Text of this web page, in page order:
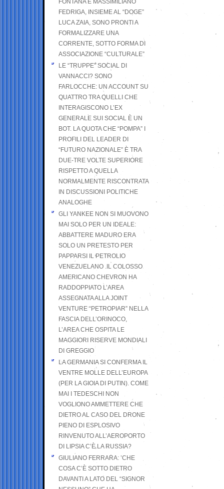
FONTANA E MASSIMILIANO
FEDRIGA, INSIEME AL “DOGE”
LUCA ZAIA, SONO PRONTI A
FORMALIZZARE UNA
CORRENTE, SOTTO FORMA DI
ASSOCIAZIONE “CULTURALE”
LE “TRUPPE” SOCIAL DI
VANNACCI? SONO
FARLOCCHE: UN ACCOUNT SU
QUATTRO TRA QUELLI CHE
INTERAGISCONO L’EX
GENERALE SUI SOCIAL È UN
BOT. LA QUOTA CHE “POMPA” I
PROFILI DEL LEADER DI
“FUTURO NAZIONALE” È TRA
DUE-TRE VOLTE SUPERIORE
RISPETTO A QUELLA
NORMALMENTE RISCONTRATA
IN DISCUSSIONI POLITICHE
ANALOGHE
GLI YANKEE NON SI MUOVONO
MAI SOLO PER UN IDEALE:
ABBATTERE MADURO ERA
SOLO UN PRETESTO PER
PAPPARSI IL PETROLIO
VENEZUELANO .IL COLOSSO
AMERICANO CHEVRON HA
RADDOPPIATO L’AREA
ASSEGNATA ALLA JOINT
VENTURE “PETROPIAR” NELLA
FASCIA DELL’ORINOCO,
L’AREA CHE OSPITA LE
MAGGIORI RISERVE MONDIALI
DI GREGGIO
LA GERMANIA SI CONFERMA IL
VENTRE MOLLE DELL’EUROPA
(PER LA GIOIA DI PUTIN). COME
MAI I TEDESCHI NON
VOGLIONO AMMETTERE CHE
DIETRO AL CASO DEL DRONE
PIENO DI ESPLOSIVO
RINVENUTO ALL’AEROPORTO
DI LIPSIA C’È LA RUSSIA?
GIULIANO FERRARA: ’CHE
COSA C’È SOTTO DIETRO
DAVANTI A LATO DEL “SIGNOR